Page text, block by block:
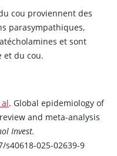
cou proviennent des
parasympathiques,
et sont
et du cou.
. Global epidemiology of
and meta-analysis
Invest.
s40618-025-02639-9